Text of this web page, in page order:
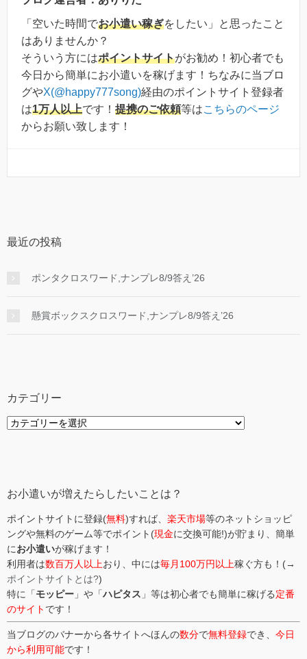
「空いた時間でお小遣い稼ぎをしたい」と思ったこと
はありませんか？
そういう方にはポイントサイトがお勧め！初心者でも
今日から簡単にお小遣いを稼げます！ちなみに当ブロ
グやX(@happy777song)経由のポイントサイト登録者
は1万人以上です！ 提携のご依頼等はこちらのページ
からお願い致します！
最近の投稿
ポンタクロスワード,ナンプレ8/9答え’26
懸賞ボックスクロスワード,ナンプレ8/9答え’26
カテゴリー
カ
お小遣いが増えたらしたいことは？
ポイントサイトに登録(無料)すれば、 楽天市場等のネットショッピ
ングや無料のゲーム等でポイント(現金に交換可能!)が貯まり、簡単
にお小遣いが稼げます！
利用者は数百万人以上おり、中には毎月100万円以上稼ぐ方も！(→
ポイントサイトとは?)
特に「モッピー 」や「ハピタス 」等は初心者でも簡単に稼げる定番
のサイト です！
当ブログのバナーから各サイトへほんの数分で無料登録でき、 今日
から利用可能です！